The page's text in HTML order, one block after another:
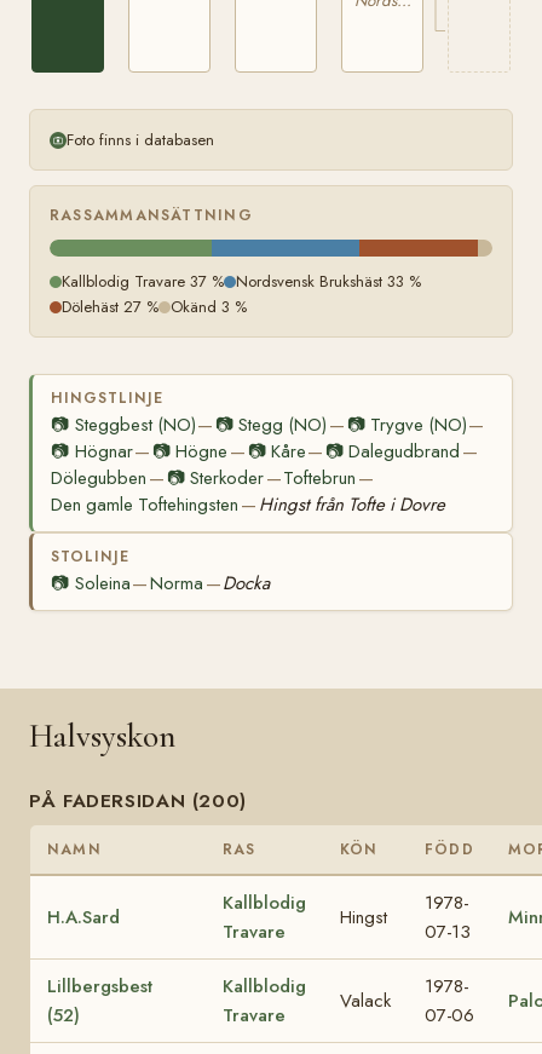
Foto finns i databasen
RASSAMMANSÄTTNING
Kallblodig Travare 37 % Nordsvensk Brukshäst 33 %
Dölehäst 27 % Okänd 3 %
HINGSTLINJE
📷 Steggbest (NO)— 📷Stegg (NO) — 📷 Trygve (NO)—
📷 Högnar— 📷Högne — 📷 Kåre— 📷 Dalegudbrand —
Dölegubben — 📷Sterkoder—Toftebrun —
Den gamle Toftehingsten — Hingst från Tofte i Dovre
STOLINJE
📷 Soleina—Norma —Docka
Halvsyskon
PÅ FADERSIDAN (200)
NAMN RAS KÖN FÖDD
H.A.Sard
Kallblodig
Travare
Hingst
1978-
07-13
Lillbergsbest
(52)
Kallblodig
Travare
Valack
1978-
07-06